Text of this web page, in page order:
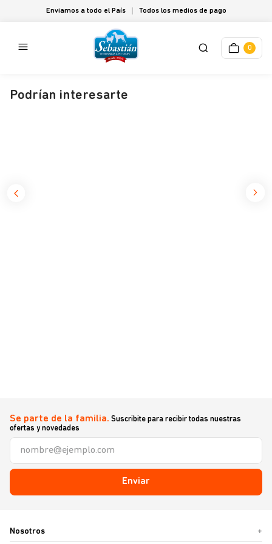
Enviamos a todo el País Todos los medios de pago
0
Podrían interesarte
Se parte de la familia. Suscribite para recibir todas nuestras
ofertas y novedades
Enviar
Nosotros +